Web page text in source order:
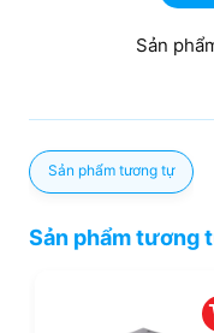
Sản
Sản phẩm tương tự
Sản phẩm tương